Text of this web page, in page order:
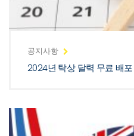
공지사항
2024년 탁상 달력 무료 배포